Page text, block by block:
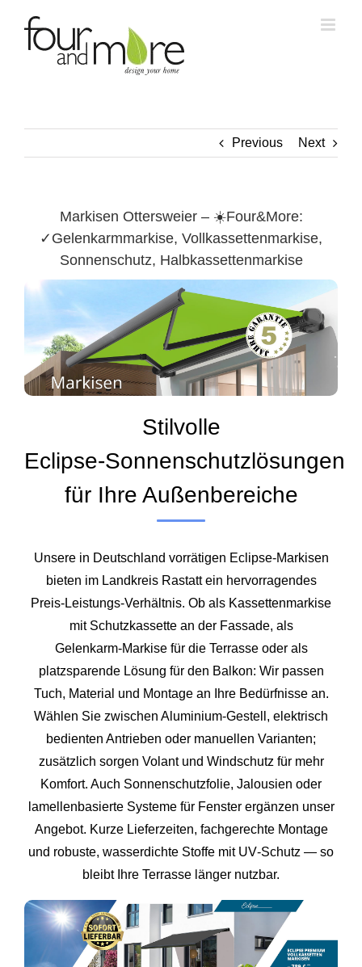
content
Previous Next
Markisen Ottersweier – ☀️Four&More:
✓Gelenkarmmarkise, Vollkassettenmarkise,
Sonnenschutz, Halbkassettenmarkise
Stilvolle
Eclipse‑Sonnenschutzlösungen
für Ihre Außenbereiche
Unsere in Deutschland vorrätigen Eclipse‑Markisen
bieten im Landkreis Rastattein hervorragendes
Preis‑Leistungs‑Verhältnis. Ob als Kassettenmarkise
mit Schutzkassette an der Fassade, als
Gelenkarm‑Markise für die Terrasse oder als
platzsparende Lösung für den Balkon: Wir passen
Tuch, Material und Montage an Ihre Bedürfnisse an.
Wählen Sie zwischen Aluminium‑Gestell, elektrisch
bedienten Antrieben oder manuellen Varianten;
zusätzlich sorgen Volant und Windschutz für mehr
Komfort. Auch Sonnenschutzfolie, Jalousien oder
lamellenbasierte Systeme für Fenster ergänzen unser
Angebot. Kurze Lieferzeiten, fachgerechte Montage
und robuste, wasserdichte Stoffe mit UV‑Schutz — so
bleibt Ihre Terrasse länger nutzbar.